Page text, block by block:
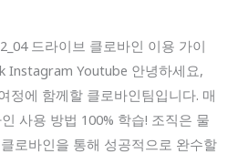
드라이브 클로바인 이용 가이
Instagram Youtube 안녕하세요,
정에 함께할 클로바인팀입니다. 매
사용 방법 100% 학습! 조직은 물
로바인을 통해 성공적으로 완수할